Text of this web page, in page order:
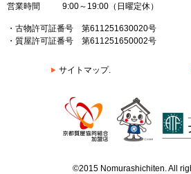
営業時間
9:00～19:00（日曜定休）
・古物許可証番号 第611251630020号
・質屋許可証番号 第611251650002号
サイトマップ.
©2015 Nomurashichiten. All